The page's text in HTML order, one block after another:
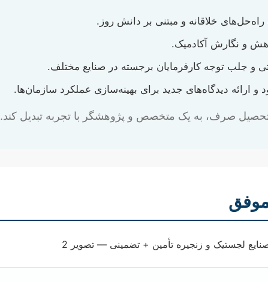
خلاقانه و مبتنی بر دانش روز.
و نگارش آکادمیک.
و جلب توجه کارفرمایان برجسته در صنایع مختلف.
و ارائه دیدگاه‌های جدید برای بهینه‌سازی عملکرد سازمان‌ها.
صرف، به یک متخصص و پژوهشگر با تجربه تبدیل کند.